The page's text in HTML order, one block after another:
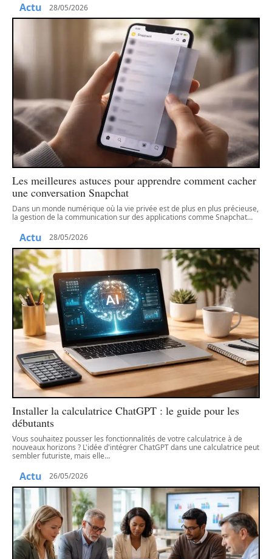
Actu 28/05/2026
Les meilleures astuces pour apprendre comment cacher
une conversation Snapchat
Dans un monde numérique où la vie privée est de plus en plus précieuse,
la gestion de la communication sur des applications comme Snapchat…
Actu 28/05/2026
Installer la calculatrice ChatGPT : le guide pour les
débutants
Vous souhaitez pousser les fonctionnalités de votre calculatrice à de
nouveaux horizons ? L'idée d'intégrer ChatGPT dans une calculatrice peut
sembler futuriste, mais elle…
Actu 26/05/2026